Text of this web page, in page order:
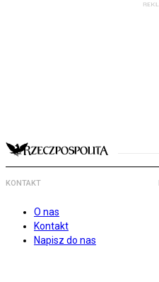
KONTAKT
O nas
Kontakt
Napisz do nas